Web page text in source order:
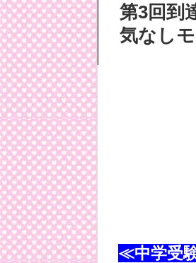
第3回到
気なし
≪中学受